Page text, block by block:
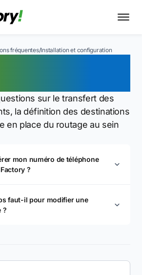
fréquentes/Installation et configuration
sur le transfert des
la définition des destinations
en place du routage au sein
mon numéro de téléphone
?
faut-il pour modifier une
?